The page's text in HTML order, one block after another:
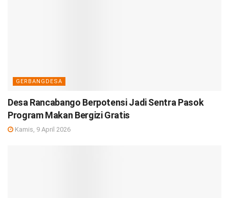
GERBANGDESA
Desa Rancabango Berpotensi Jadi Sentra Pasok
Program Makan Bergizi Gratis
Kamis, 9 April 2026